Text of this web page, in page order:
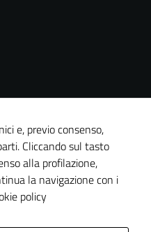
e, previo consenso,
Cliccando sul tasto
alla profilazione,
la navigazione con i
policy